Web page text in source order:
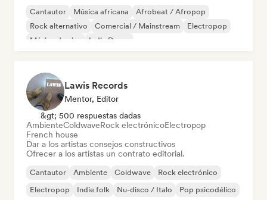
Cantautor Música africana
Afrobeat / Afropop
Rock alternativo
Comercial / Mainstream
Electropop
Música de cine
Indie Dance
Lawis Records
Mentor, Editor
&gt; 500 respuestas dadas
AmbienteColdwaveRock electrónicoElectropop
French house
Dar a los artistas consejos constructivos
Ofrecer a los artistas un contrato editorial.
Cantautor Ambiente Coldwave
Rock electrónico
Electropop
Indie folk Nu-disco / Italo Pop psicodélico